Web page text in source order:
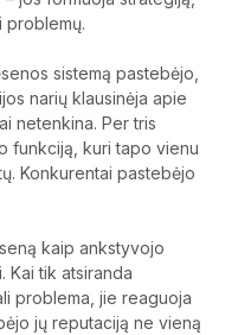
problemų.
sistemą pastebėjo,
narių klausinėja apie
netenkina. Per tris
funkciją, kuri tapo vienu
Konkurentai pastebėjo
kaip ankstyvojo
Kai tik atsiranda
problema, jie reaguoja
jų reputaciją ne vieną